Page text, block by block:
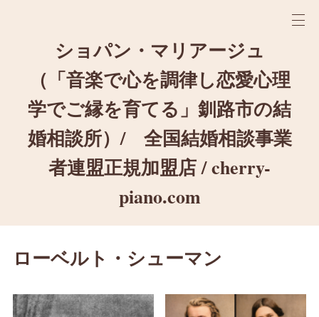
ショパン・マリアージュ
（「音楽で心を調律し恋愛心理
学でご縁を育てる」釧路市の結
婚相談所）/ 全国結婚相談事業
者連盟正規加盟店 / cherry-
piano.com
ローベルト・シューマン